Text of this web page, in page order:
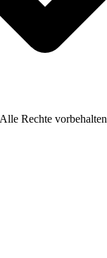
Alle Rechte vorbehalten